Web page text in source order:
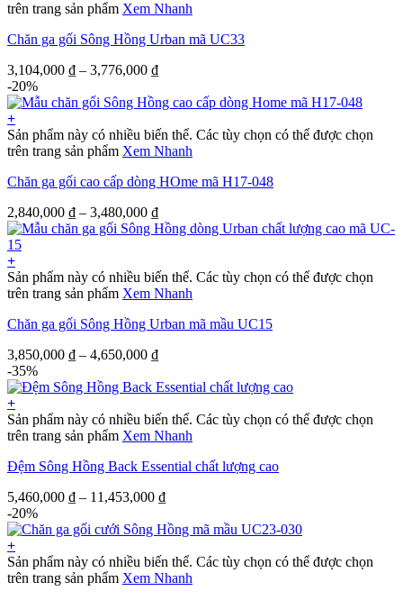
trên trang sản phẩm Xem Nhanh
Chăn ga gối Sông Hồng Urban mã UC33
3,104,000 ₫ – 3,776,000 ₫
-20%
+
Sản phẩm này có nhiều biến thể. Các tùy chọn có thể được chọn
trên trang sản phẩm Xem Nhanh
Chăn ga gối cao cấp dòng HOme mã H17-048
2,840,000 ₫ – 3,480,000 ₫
+
Sản phẩm này có nhiều biến thể. Các tùy chọn có thể được chọn
trên trang sản phẩm Xem Nhanh
Chăn ga gối Sông Hồng Urban mã mầu UC15
3,850,000 ₫ – 4,650,000 ₫
-35%
+
Sản phẩm này có nhiều biến thể. Các tùy chọn có thể được chọn
trên trang sản phẩm Xem Nhanh
Đệm Sông Hồng Back Essential chất lượng cao
5,460,000 ₫ – 11,453,000 ₫
-20%
+
Sản phẩm này có nhiều biến thể. Các tùy chọn có thể được chọn
trên trang sản phẩm Xem Nhanh